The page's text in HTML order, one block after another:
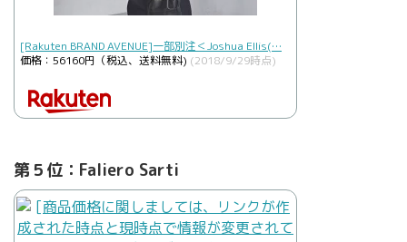
[Rakuten BRAND AVENUE]一部別注＜Joshua Ellis(…
価格：56160円（税込、送料無料) (2018/9/29時点)
第５位：Faliero Sarti